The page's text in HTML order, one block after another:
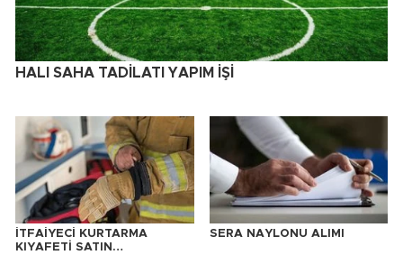
HALI SAHA TADİLATI YAPIM İŞİ
İTFAİYECİ KURTARMA
KIYAFETİ SATIN
SERA NAYLONU ALIMI